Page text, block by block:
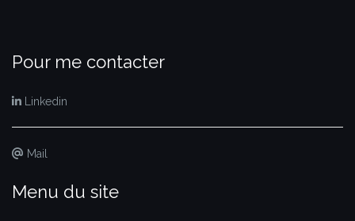
Pour me contacter
Linkedin
Mail
Menu du site